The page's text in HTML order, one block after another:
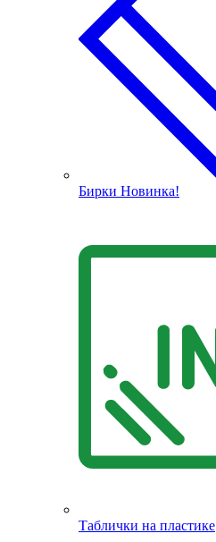
Бирки Новинка!
Таблички на пластике